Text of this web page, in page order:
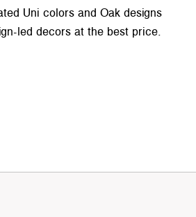
Uni colors and Oak designs
led decors at the best price.